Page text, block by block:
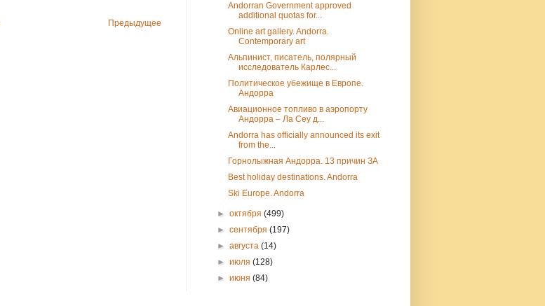
Предыдущее
Andorran Government approved
additional quotas for...
Online art gallery. Andorra.
Contemporary art
Альпинист, писатель, полярный
исследователь Карлес...
Политическое убежище в Европе.
Андорра
Авиационное топливо в аэропорту
Андорра – Ла Сеу д...
Andorra has officially announced its exit
from the...
Горнолыжная Андорра. 13 причин ЗА
Best holiday destinations. Andorra
Ski Europe. Andorra
►октября(499)
►сентября(197)
►августа(14)
►июля(128)
►июня(84)